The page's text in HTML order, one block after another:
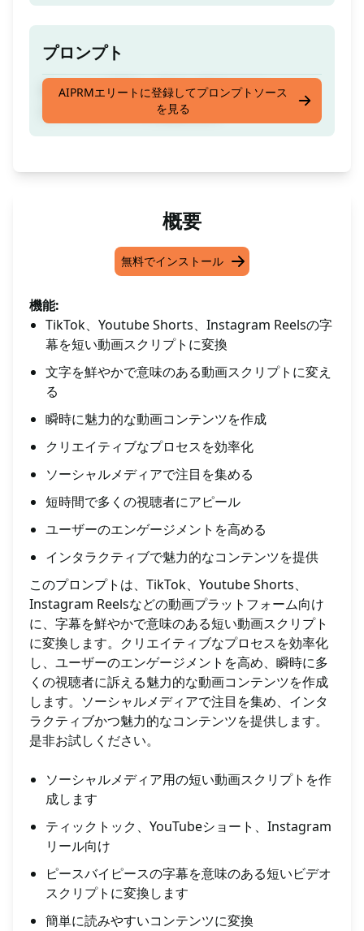
プロンプト
与えられた字幕を一部ずつ意味のあるショート
ビデオスクリプトに変換します
AIPRMエリートに登録してプロンプトソース
を見る
概要
無料でインストール
機能:
TikTok、Youtube Shorts、Instagram Reelsの字
幕を短い動画スクリプトに変換
文字を鮮やかで意味のある動画スクリプトに変え
る
瞬時に魅力的な動画コンテンツを作成
クリエイティブなプロセスを効率化
ソーシャルメディアで注目を集める
短時間で多くの視聴者にアピール
ユーザーのエンゲージメントを高める
インタラクティブで魅力的なコンテンツを提供
このプロンプトは、TikTok、Youtube Shorts、
Instagram Reelsなどの動画プラットフォーム向け
に、字幕を鮮やかで意味のある短い動画スクリプト
に変換します。クリエイティブなプロセスを効率化
し、ユーザーのエンゲージメントを高め、瞬時に多
くの視聴者に訴える魅力的な動画コンテンツを作成
します。ソーシャルメディアで注目を集め、インタ
ラクティブかつ魅力的なコンテンツを提供します。
是非お試しください。
ソーシャルメディア用の短い動画スクリプトを作
成します
ティックトック、YouTubeショート、Instagram
リール向け
ピースバイピースの字幕を意味のある短いビデオ
スクリプトに変換します
簡単に読みやすいコンテンツに変換